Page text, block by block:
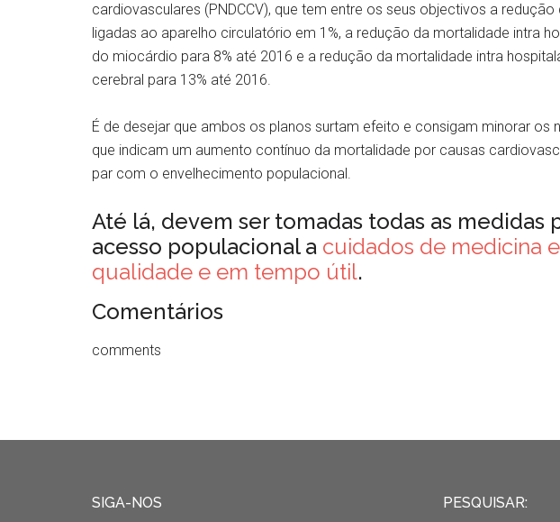
cardiovasculares (PNDCCV), que tem entre os seus objectivos a
ligadas ao aparelho circulatório em 1%, a redução da mortalidade intra
do miocárdio para 8% até 2016 e a redução da mortalidade intra
cerebral para 13% até 2016.
É de desejar que ambos os planos surtam efeito e consigam minorar os
que indicam um aumento contínuo da mortalidade por causas
par com o envelhecimento populacional.
Até lá, devem ser tomadas todas as medidas
acesso populacional a cuidados de medicina
qualidade e em tempo útil.
Comentários
comments
SIGA-NOS PESQUISAR: